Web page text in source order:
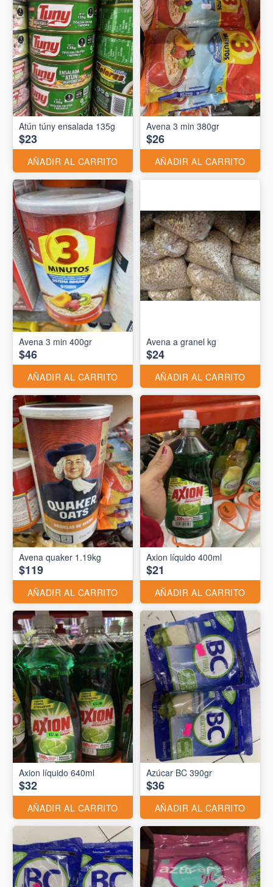
Atún túny ensalada 135g
$23
AÑADIR AL CARRITO
Avena 3 min 380gr
$26
AÑADIR AL CARRITO
Avena 3 min 400gr
$46
AÑADIR AL CARRITO
Avena a granel kg
$24
AÑADIR AL CARRITO
Avena quaker 1.19kg
$119
AÑADIR AL CARRITO
Axion líquido 400ml
$21
AÑADIR AL CARRITO
Axion líquido 640ml
$32
AÑADIR AL CARRITO
Azúcar BC 390gr
$36
AÑADIR AL CARRITO